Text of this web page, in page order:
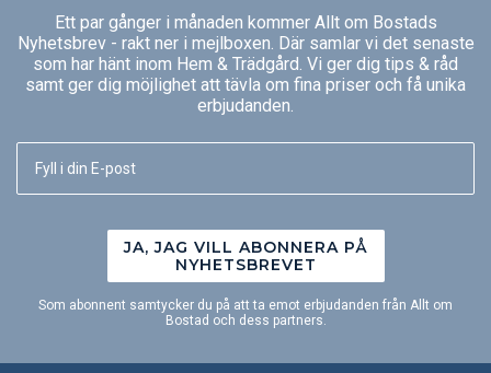
Ett par gånger i månaden kommer Allt om Bostads
Nyhetsbrev - rakt ner i mejlboxen. Där samlar vi det senaste
som har hänt inom Hem & Trädgård. Vi ger dig tips & råd
samt ger dig möjlighet att tävla om fina priser och få unika
erbjudanden.
JA, JAG VILL ABONNERA PÅ
NYHETSBREVET
Som abonnent samtycker du på att ta emot erbjudanden från Allt om
Bostad och dess partners.